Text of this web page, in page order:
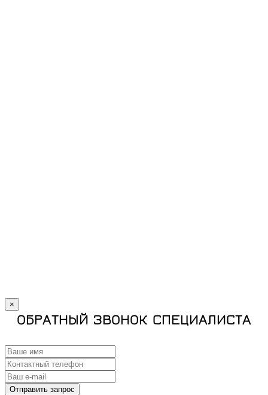
×
ОБРАТНЫЙ ЗВОНОК СПЕЦИАЛИСТА
Отправить запрос